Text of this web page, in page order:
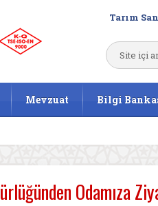
Tarım
Mevzuat Bilgi
Odamıza